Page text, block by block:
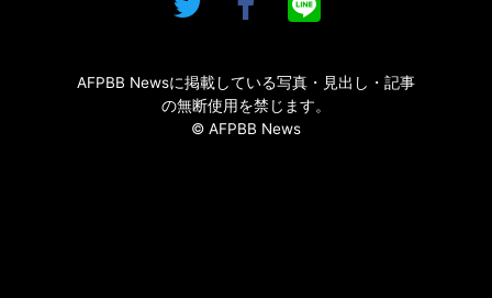
AFPBB Newsに掲載している写真・見出し・記事
の無断使用を禁じます。
© AFPBB News